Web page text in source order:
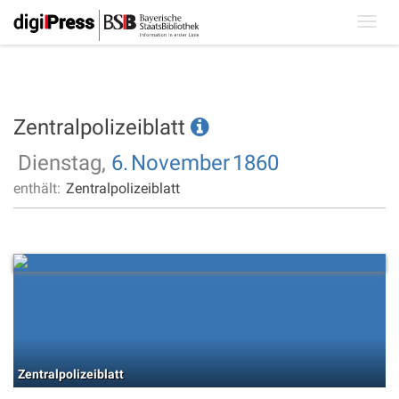
Zentralpolizeiblatt
Dienstag, 6. November1860
enthält: Zentralpolizeiblatt
Zentralpolizeiblatt